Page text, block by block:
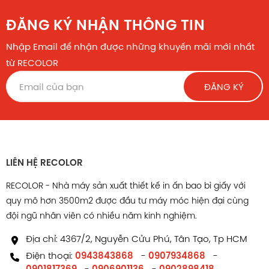
Chính sách hậu mãi
Tự hào là nhà máy chuyên sản xuất – thiết kế in ấn bao
nghiệm, trang thiết bị hiện đại, đội ngũ nhân sự chuyên
nghiệp, tay nghề cao và nhiệt huyết. RECOLOR đảm bảo
ĐĂNG KÝ NHẬN THÔNG TIN
Nhập Email để nhận được những khuyến mãi mới nhất
từ RECOLOR
ĐĂNG KÝ
LIÊN HỆ RECOLOR
RECOLOR - Nhà máy sản xuất thiết kế in ấn bao bì giấy với
quy mô hơn 3500m2 được đầu tư máy móc hiện đại cùng
đội ngũ nhân viên có nhiều năm kinh nghiệm.
Địa chỉ: 4367/2, Nguyễn Cửu Phú, Tân Tạo, Tp HCM
Điện thoại: 0943843868 - 0907934868
-